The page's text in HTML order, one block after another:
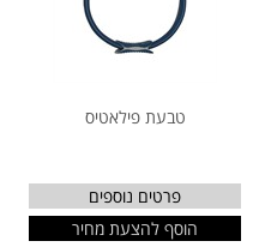
טבעת פילאטיס
פרטים נוספים
הוסף להצעת מחיר